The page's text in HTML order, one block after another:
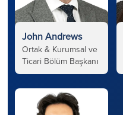
John Andrews
Ortak & Kurumsal ve
Ticari Bölüm Başkanı